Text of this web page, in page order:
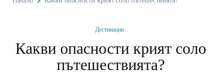
Дестинации
Какви опасности крият соло
пътешествията?